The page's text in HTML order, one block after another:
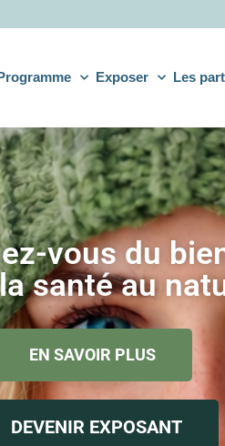
Exposer Les
vous du
santé au
EN SAVOIR PLUS
DEVENIR EXPOSANT